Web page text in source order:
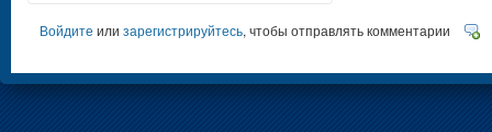
Войдите или зарегистрируйтесь, чтобы отправлять комментарии